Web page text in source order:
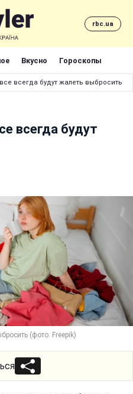
rbc.ua
Вкусно Гороскопы
всегда будут жалеть выбросить
всегда будут
(фото: Freepik)